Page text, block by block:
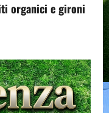
organici e gironi